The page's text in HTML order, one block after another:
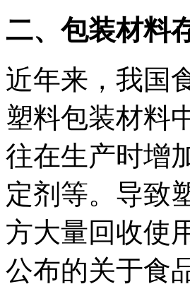
二、包装材料
近年来，我国
塑料包装材料
往在生产时增
定剂等。导致
方大量回收使
公布的关于食